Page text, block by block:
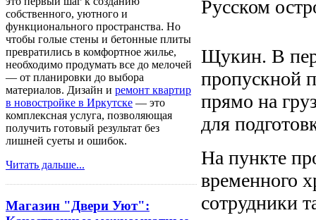
собственного, уютного и
функционального пространства. Но
чтобы голые стены и бетонные плиты
превратились в комфортное жилье,
необходимо продумать все до мелочей
— от планировки до выбора
материалов. Дизайн и ремонт квартир
в новостройке в Иркутске — это
комплексная услуга, позволяющая
получить готовый результат без
лишней суеты и ошибок.
Читать дальше...
Магазин "Двери Уют":
Щукин. В
пропускной
прямо на
для
На пункте
временного
сотрудники